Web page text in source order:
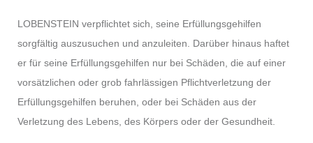
LOBENSTEIN verpflichtet sich, seine Erfüllungsgehilfen
sorgfältig auszusuchen und anzuleiten. Darüber hinaus haftet
er für seine Erfüllungsgehilfen nur bei Schäden, die auf einer
vorsätzlichen oder grob fahrlässigen Pflichtverletzung der
Erfüllungsgehilfen beruhen, oder bei Schäden aus der
Verletzung des Lebens, des Körpers oder der Gesundheit.